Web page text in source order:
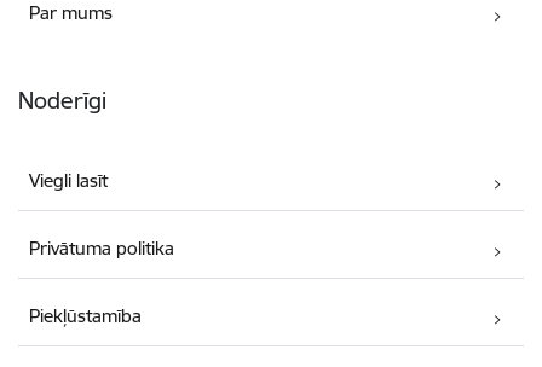
Par mums
Noderīgi
Viegli lasīt
Privātuma politika
Piekļūstamība